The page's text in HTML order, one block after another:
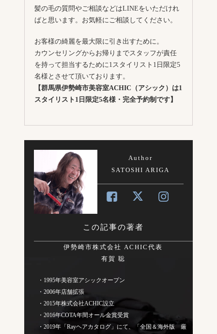
髪の毛の質問やご相談などはLINEをいただけれ
ばと思います。お気軽にご相談してください。
お客様の綺麗を最大限に引き出すために。
カウンセリングからお帰りまでスタッフが責任
を持って担当するために1スタイリスト1日限定5
名様とさせて頂いております。
【群馬県伊勢崎市美容室ACHIC（アシック）は1
スタイリスト1日限定5名様・完全予約制です】
Author
SATOSHI ARIGA
この記事の著者
伊勢崎市株式会社 ACHIC代表
有賀 聡
・1995年美容室アシックオープン
・2006年店舗拡張
・2015年株式会社ACHIC設立
・2016年COTA年間オール金賞受賞
・2019年「Rayヘアカタログ」にて、「全国＆海外版 厳